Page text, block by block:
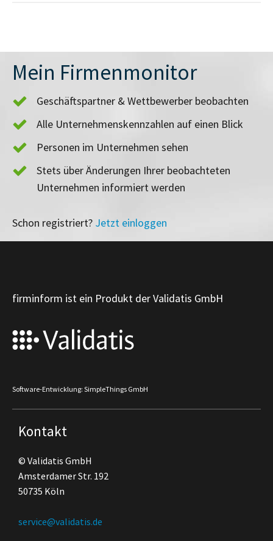
Mein Firmenmonitor
Geschäftspartner & Wettbewerber beobachten
Alle Unternehmenskennzahlen auf einen Blick
Personen im Unternehmen sehen
Stets über Änderungen Ihrer beobachteten
Unternehmen informiert werden
Schon registriert? Jetzt einloggen
firminform ist ein Produkt der Validatis GmbH
Software-Entwicklung: SimpleThings GmbH
Kontakt
© Validatis GmbH
Amsterdamer Str. 192
50735 Köln
service@validatis.de